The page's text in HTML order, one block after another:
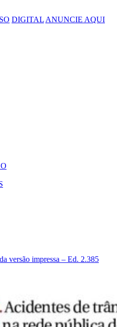
DIGITAL ANUNCIE AQUI
versão impressa – Ed. 2.385